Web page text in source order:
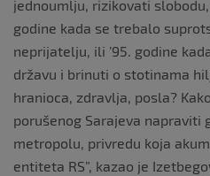
jednoumlju, rizikovati
godine kada se trebalo
neprijatelju, ili ’95. godine
državu i brinuti o stotinama
hranioca, zdravlja, posla?
porušenog Sarajeva napraviti
metropolu, privredu koja
entiteta RS”, kazao je